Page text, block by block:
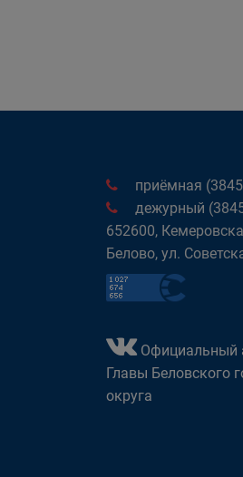
приёмная
дежурный
652600,
Белово, ул.
Официальный
Главы Беловского
округа